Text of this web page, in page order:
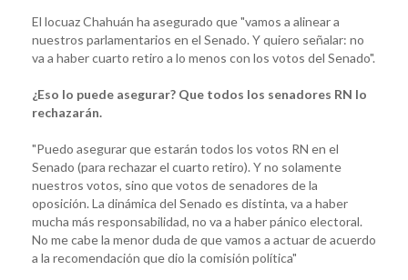
El locuaz Chahuán ha asegurado que "vamos a alinear a
nuestros parlamentarios en el Senado. Y quiero señalar: no
va a haber cuarto retiro a lo menos con los votos del Senado".
¿Eso lo puede asegurar? Que todos los senadores RN lo
rechazarán.
"Puedo asegurar que estarán todos los votos RN en el
Senado (para rechazar el cuarto retiro). Y no solamente
nuestros votos, sino que votos de senadores de la
oposición. La dinámica del Senado es distinta, va a haber
mucha más responsabilidad, no va a haber pánico electoral.
No me cabe la menor duda de que vamos a actuar de acuerdo
a la recomendación que dio la comisión política"